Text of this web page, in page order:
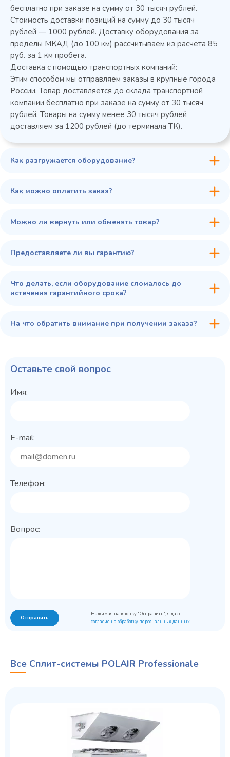
Колода разрубочная КР-5/5
45 900 ₽
бесплатно при заказе на сумму от 30 тысяч рублей.
Стоимость доставки позиций на сумму до 30 тысяч
рублей — 1000 рублей. Доставку оборудования за
пределы МКАД (до 100 км) рассчитываем из расчета 85
руб. за 1 км пробега.
Доставка с помощью транспортных компаний:
Этим способом мы отправляем заказы в крупные города
России. Товар доставляется до склада транспортной
компании бесплатно при заказе на сумму от 30 тысяч
рублей. Товары на сумму менее 30 тысяч рублей
доставляем за 1200 рублей (до терминала ТК).
Как разгружается оборудование?
Как можно оплатить заказ?
Можно ли вернуть или обменять товар?
Предоставляете ли вы гарантию?
Что делать, если оборудование сломалось до
истечения гарантийного срока?
На что обратить внимание при получении заказа?
Оставьте свой вопрос
Имя:
E-mail:
Телефон:
Вопрос:
Отправить
Нажимая на кнопку "Отправить", я даю
согласие на обработку персональных данных
Все Сплит-системы POLAIR Professionale